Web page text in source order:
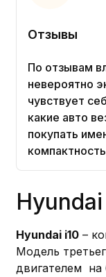
Отзывы
По отзывам
невероятно
чувствует
какие авто
покупать
Hyundai
Hyundai i10 –
Модель
двигателем на